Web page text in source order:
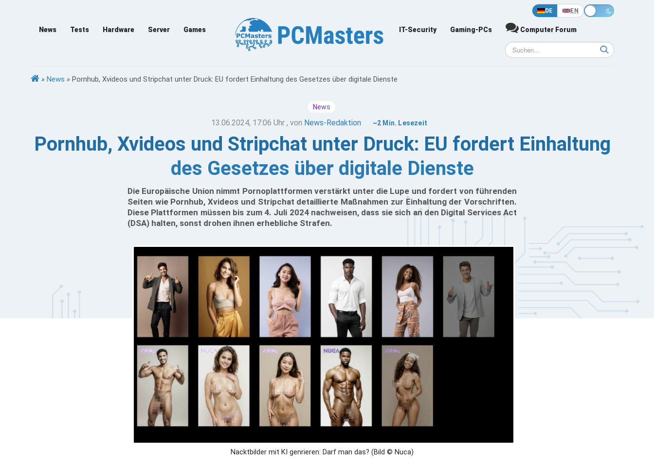
DE EN
News Tests Hardware Server Games IT-Security Gaming-PCs Computer Forum
» News » Pornhub, Xvideos und Stripchat unter Druck: EU fordert Einhaltung des Gesetzes über digitale Dienste
News
13.06.2024, 17:06 Uhr , von News-Redaktion ~2 Min. Lesezeit
Pornhub, Xvideos und Stripchat unter Druck: EU fordert Einhaltung
des Gesetzes über digitale Dienste
Die Europäische Union nimmt Pornoplattformen verstärkt unter die Lupe und fordert von führenden
Seiten wie Pornhub, Xvideos und Stripchat detaillierte Maßnahmen zur Einhaltung der Vorschriften.
Diese Plattformen müssen bis zum 4. Juli 2024 nachweisen, dass sie sich an den Digital Services Act
(DSA) halten, sonst drohen ihnen erhebliche Strafen.
Nacktbilder mit KI genrieren: Darf man das? (Bild © Nuca)